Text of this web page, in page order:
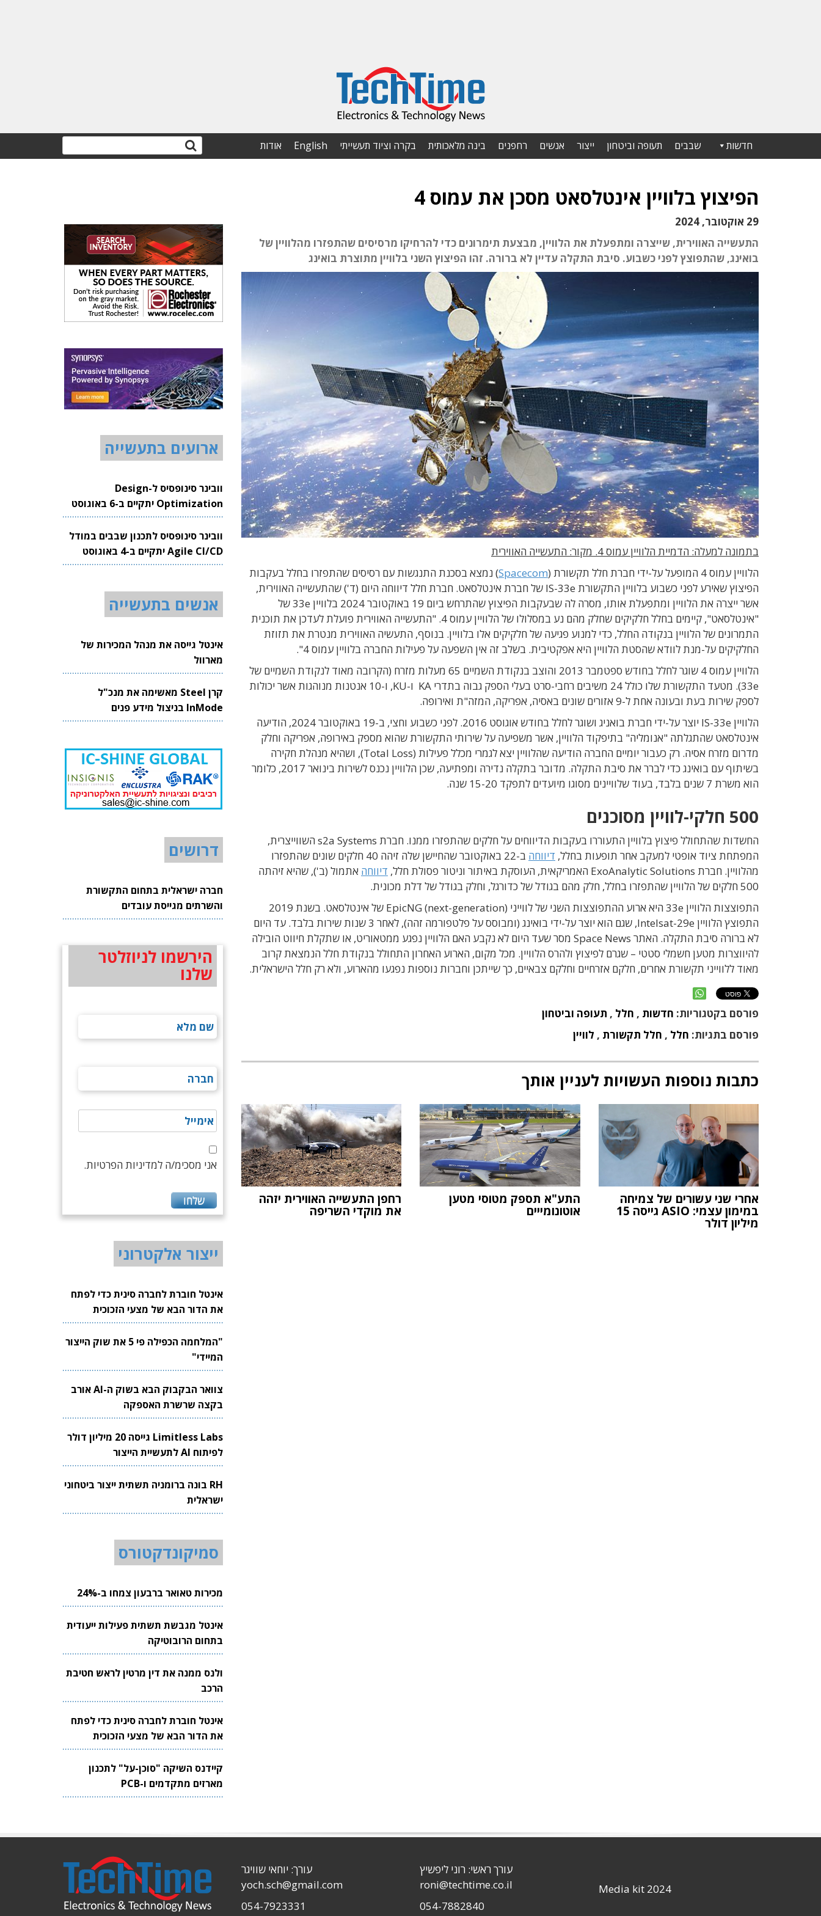
חדשות שבבים תעופה וביטחון ייצור אנשים רחפנים בינה מלאכותית בקרה וציוד תעשייתי English אודות
הפיצוץ בלוויין אינטלסאט מסכן את עמוס 4
29 אוקטובר, 2024
התעשייה האווירית, שייצרה ומתפעלת את הלוויין, מבצעת תימרונים כדי להרחיקו מרסיסים שהתפזרו מהלוויין של
בואינג, שהתפוצץ לפני כשבוע. סיבת התקלה עדיין לא ברורה. זהו הפיצוץ השני בלוויין מתוצרת בואינג
בתמונה למעלה: הדמיית הלוויין עמוס 4. מקור: התעשייה האווירית
הלוויין עמוס 4 המופעל על-ידי חברת חלל תקשורת (
Spacecom) נמצא בסכנת התנגשות עם רסיסים שהתפזרו בחלל בעקבות
הפיצוץ שאירע לפני כשבוע בלוויין התקשורת IS-33e של חברת אינטלסאט. חברת חלל דיווחה היום (ד') שהתעשייה האווירית,
אשר ייצרה את הלוויין ומתפעלת אותו, מסרה לה שבעקבות הפיצוץ שהתרחש ביום 19 באוקטובר 2024 בלוויין 33e של
"אינטלסאט", קיימים בחלל חלקיקים שחלק מהם נע במסלולו של הלוויין עמוס 4. "התעשייה האווירית פועלת לעדכן את תוכנית
התמרונים של הלוויין בנקודה החלל, כדי למנוע פגיעה של חלקיקים אלו בלוויין. בנוסף, התעשיה האווירית מנטרת את תזוזת
החלקיקים על-מנת לוודא שהסטת הלוויין היא אפקטיבית. בשלב זה אין השפעה על פעילות החברה בלוויין עמוס 4".
הלוויין עמוס 4 שוגר לחלל בחודש ספטמבר 2013 והוצב בנקודת השמיים 65 מעלות מזרח (הקרובה מאוד לנקודת השמיים של
33e). מטעד התקשורת שלו כולל 24 משיבים רחבי-סרט בעלי הספק גבוה בתדרי KA ו-KU, ו-10 אנטנות מנוהגות אשר יכולות
לספק שירות בעת ובעונה אחת ל-9 אזורים שונים באסיה, אפריקה, המזה"ת ואירופה.
הלוויין IS-33e יוצר על-ידי חברת בואניג ושוגר לחלל בחודש אוגוסט 2016. לפני כשבוע וחצי, ב-19 באוקטובר 2024, הודיעה
אינטלסאט שהתגלתה "אנומליה" בתיפקוד הלוויין, אשר משפיעה על שירותי התקשורת שהוא מספק באירופה, אפריקה וחלק
מדרום מזרח אסיה. רק כעבור יומיים החברה הודיעה שהלוויין יצא לגמרי מכלל פעילות (Total Loss), ושהיא מנהלת חקירה
בשיתוף עם בואינג כדי לברר את סיבת התקלה. מדובר בתקלה נדירה ומפתיעה, שכן הלוויין נכנס לשירות בינואר 2017, כלומר
הוא משרת 7 שנים בלבד, בעוד שלוויינים מסוגו מיועדים לתפקד 15-20 שנה.
500 חלקי-לוויין מסוכנים
החשדות שהתחולל פיצוץ בלוויין התעוררו בעקבות הדיווחים על חלקים שהתפזרו ממנו. חברת s2a Systems השווייצרית,
המפתחת ציוד אופטי למעקב אחר תופעות בחלל, דיווחה
ב-22 באוקטובר שהחיישן שלה זיהה 40 חלקים שונים שהתפזרו
מהלוויין. חברת ExoAnalytic Solutions האמריקאית, העוסקת באיתור וניטור פסולת חלל,
דיווחה אתמול (ב'), שהיא זיהתה
500 חלקים של הלוויין שהתפזרו בחלל, חלק מהם בגודל של כדורגל, וחלק בגודל של דלת מכונית.
התפוצצות הלוויין 33e היא ארוע ההתפוצצות השני של לווייני EpicNG (next-generation) של אינטלסאט. בשנת 2019
התפוצץ הלוויין Intelsat-29e, שגם הוא יוצר על-ידי בואינג (ומבוסס על פלטפורמה זהה), לאחר 3 שנות שירות בלבד. עד היום
לא ברורה סיבת התקלה. האתר Space News מסר שעד היום לא נקבע האם הלוויין נפגע ממטאוריט, או שתקלת חיווט הובילה
להיווצרות מטען חשמלי סטטי – שגרם לפיצוץ ולהרס הלוויין. מכל מקום, הארוע האחרון התחולל בנקודת חלל הנמצאת קרוב
מאוד ללווייני תקשורת אחרים, חלקם אזרחיים וחלקם צבאיים, כך שייתכן וחברות נוספות נפגעו מהארוע, ולא רק חלל הישראלית.
פורסם בקטגוריות: חדשות , חלל , תעופה וביטחון
פורסם בתגיות: חלל , חלל תקשורת , לוויין
כתבות נוספות העשויות לעניין אותך
אחרי שני עשורים של צמיחה
במימון עצמי: ASIO גייסה 15
מיליון דולר
התע"א תספק מטוסי מטען
אוטונומייים
רחפן התעשייה האווירית יזהה
את מוקדי השריפה
ארועים בתעשייה
וובינר סינופסיס ל-Design
Optimization יתקיים ב-6 באוגוסט
2026
וובינר סינופסיס לתכנון שבבים במודל
Agile CI/CD יתקיים ב-4 באוגוסט
2026
אנשים בתעשייה
אינטל גייסה את מנהל המכירות של
מארוול
קרן Steel מאשימה את מנכ"ל
InMode בניצול מידע פנים
דרושים
חברה ישראלית בתחום התקשורת
והשרתים מגייסת עובדים
הירשמו לניוזלטר
שלנו
אני מסכימ/ה למדיניות הפרטיות.
ייצור אלקטרוני
אינטל חוברת לחברה סינית כדי לפתח
את הדור הבא של מצעי הזכוכית
לשבבים
"המלחמה הכפילה פי 5 את שוק הייצור
המיידי"
צוואר הבקבוק הבא בשוק ה-AI אורב
בקצה שרשרת האספקה
Limitless Labs גייסה 20 מיליון דולר
לפיתוח AI לתעשיית הייצור
RH בונה ברומניה תשתית ייצור ביטחוני
ישראלית
סמיקונדקטורס
מכירות טאואר ברבעון צמחו ב-24%
אינטל מגבשת תשתית פעילות ייעודית
בתחום הרובוטיקה
ולנס ממנה את דין מרטין לראש חטיבת
הרכב
אינטל חוברת לחברה סינית כדי לפתח
את הדור הבא של מצעי הזכוכית
לשבבים
קיידנס השיקה "סוכן-על" לתכנון
מארזים מתקדמים ו-PCB
Media kit 2024
עורך ראשי: רוני ליפשיץ
roni@techtime.co.il
054-7882840
עורך: יוחאי שוויגר
yoch.sch@gmail.com
054-7923331